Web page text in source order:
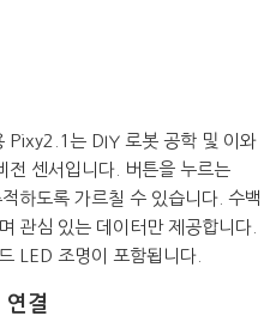
Pixy2.1는 DIY 로봇 공학 및 이와
전 센서입니다. 버튼을 누르는
하도록 가르칠 수 있습니다. 수백
관심 있는 데이터만 제공합니다.
LED 조명이 포함됩니다.
연결